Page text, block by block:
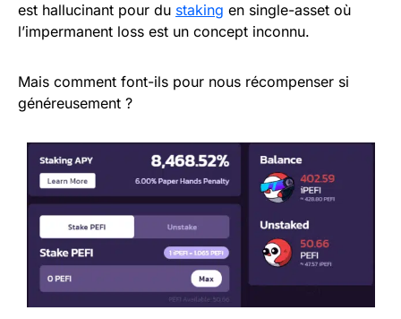
est hallucinant pour du staking en single-asset où
l’impermanent loss est un concept inconnu.
Mais comment font-ils pour nous récompenser si
généreusement ?